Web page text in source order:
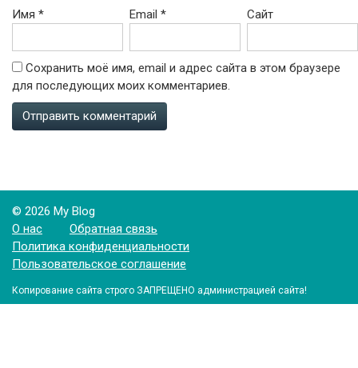
Имя * Email* Сайт
Сохранить моё имя, email и адрес сайта в этом браузере
для последующих моих комментариев.
© 2026 My Blog
О нас
Обратная связь
Политика конфиденциальности
Пользовательское соглашение
Копирование сайта строго ЗАПРЕЩЕНО администрацией сайта!